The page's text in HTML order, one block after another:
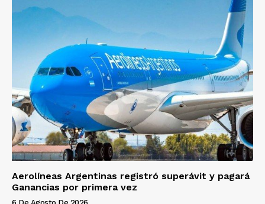
Aerolíneas Argentinas registró superávit y pagará
Ganancias por primera vez